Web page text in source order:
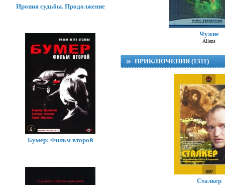
Чужие
Aliens
ПРИКЛЮЧЕНИЯ (1311)
Сталкер
Ирония судьбы. Продолжение
Бумер: Фильм второй